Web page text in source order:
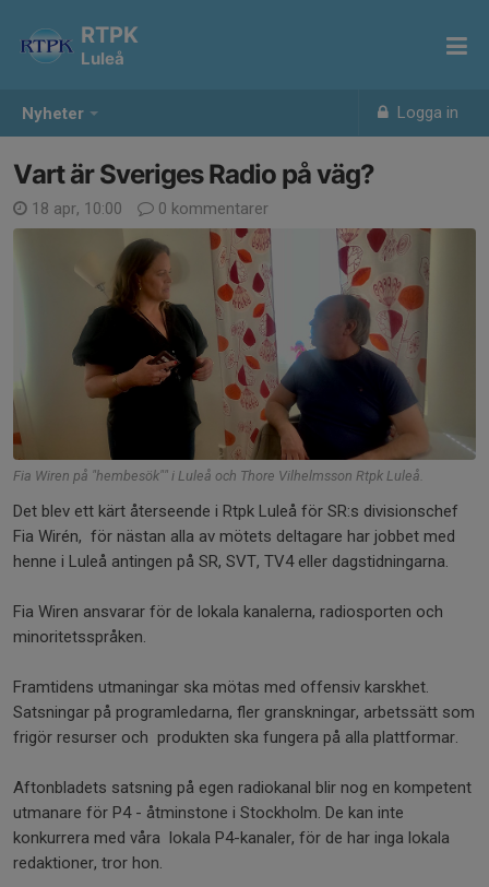
Nyheter Logga in
RTPK
Luleå
Vart är Sveriges Radio på väg?
18 apr, 10:00 0 kommentarer
Fia Wiren på "hembesök"" i Luleå och Thore Vilhelmsson Rtpk Luleå.
Det blev ett kärt återseende i Rtpk Luleå för SR:s divisionschef
Fia Wirén, för nästan alla av mötets deltagare har jobbet med
henne i Luleå antingen på SR, SVT, TV4 eller dagstidningarna.
Fia Wiren ansvarar för de lokala kanalerna, radiosporten och
minoritetsspråken.
Framtidens utmaningar ska mötas med offensiv karskhet.
Satsningar på programledarna, fler granskningar, arbetssätt som
frigör resurser och produkten ska fungera på alla plattformar.
Aftonbladets satsning på egen radiokanal blir nog en kompetent
utmanare för P4 - åtminstone i Stockholm. De kan inte
konkurrera med våra lokala P4-kanaler, för de har inga lokala
redaktioner, tror hon.